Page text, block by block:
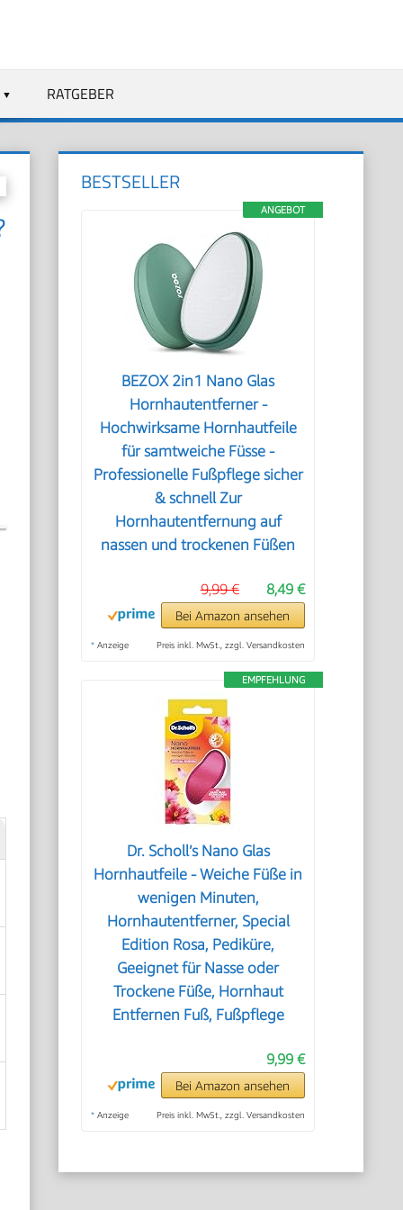
RATGEBER
BESTSELLER
ANGEBOT
BEZOX 2in1 Nano Glas
Hornhautentferner -
Hochwirksame Hornhautfeile
für samtweiche Füsse -
Professionelle Fußpflege sicher
& schnell Zur
Hornhautentfernung auf
nassen und trockenen Füßen
8,49 €
9,99 €
Bei Amazon ansehen
* Anzeige Preis inkl. MwSt., zzgl. Versandkosten
EMPFEHLUNG
Dr. Scholl’s Nano Glas
Hornhautfeile - Weiche Füße in
wenigen Minuten,
Hornhautentferner, Special
Edition Rosa, Pediküre,
Geeignet für Nasse oder
Trockene Füße, Hornhaut
Entfernen Fuß, Fußpflege
9,99 €
Bei Amazon ansehen
* Anzeige Preis inkl. MwSt., zzgl. Versandkosten